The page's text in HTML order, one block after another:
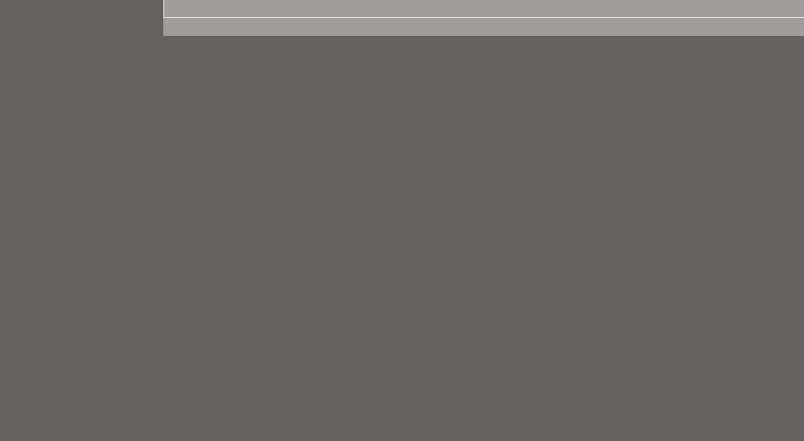
ア) ～魔法の時間～】ゲスト